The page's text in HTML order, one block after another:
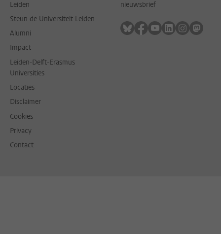
Leiden
Steun de Universiteit Leiden
Alumni
Impact
Leiden-Delft-Erasmus
Universities
Locaties
Disclaimer
Cookies
Privacy
Contact
nieuwsbrief
Volg ons op bluesky
Volg ons op facebook
Volg ons op
Volg ons op
Volg ons
Volg